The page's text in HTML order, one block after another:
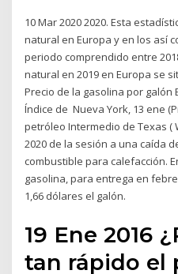
10 Mar 2020 2020. Esta
natural en Europa y en los así
periodo comprendido entre
natural en 2019 en Europa se
Precio de la gasolina por galón
Índice de Nueva York, 13 ene
petróleo Intermedio de Texas (
2020 de la sesión a una caída
combustible para calefacción.
gasolina, para entrega en
1,66 dólares el galón.
19 Ene 2016
tan rápido el